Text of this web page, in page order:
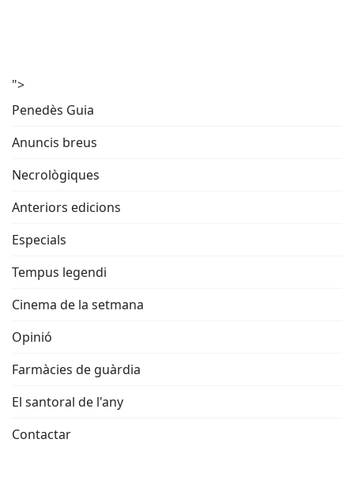
">
Penedès Guia
Anuncis breus
Necrològiques
Anteriors edicions
Especials
Tempus legendi
Cinema de la setmana
Opinió
Farmàcies de guàrdia
El santoral de l'any
Contactar